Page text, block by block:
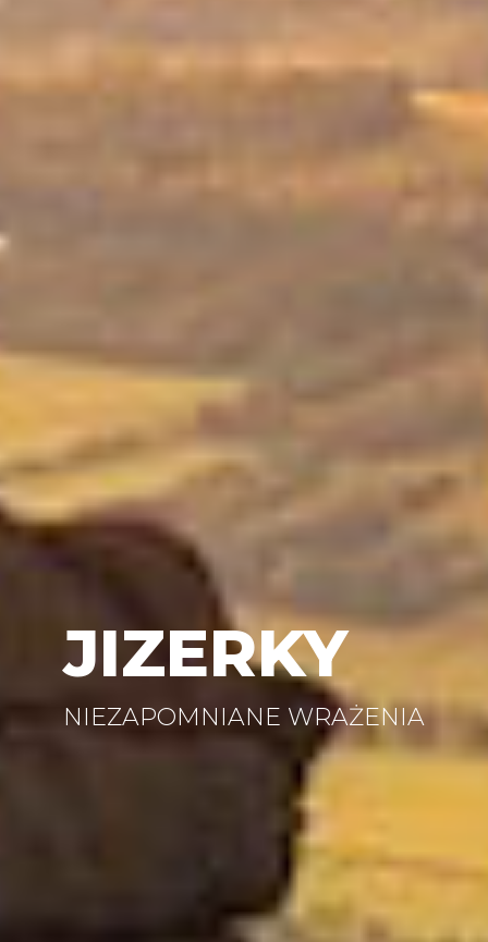
JIZERKY
NIEZAPOMNIANE WRAŻENIA